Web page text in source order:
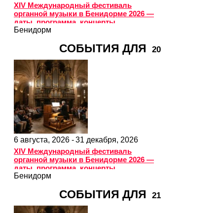
XIV Международный фестиваль
органной музыки в Бенидорме 2026 —
даты, программа, концерты
Бенидорм
СОБЫТИЯ ДЛЯ 20
6 августа, 2026 -31 декабря, 2026
XIV Международный фестиваль
органной музыки в Бенидорме 2026 —
даты, программа, концерты
Бенидорм
СОБЫТИЯ ДЛЯ 21